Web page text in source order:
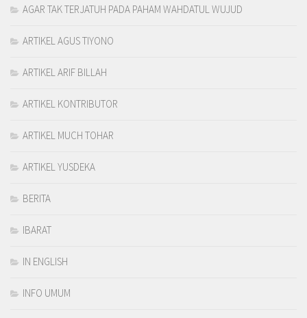
AGAR TAK TERJATUH PADA PAHAM WAHDATUL WUJUD
ARTIKEL AGUS TIYONO
ARTIKEL ARIF BILLAH
ARTIKEL KONTRIBUTOR
ARTIKEL MUCH TOHAR
ARTIKEL YUSDEKA
BERITA
IBARAT
IN ENGLISH
INFO UMUM